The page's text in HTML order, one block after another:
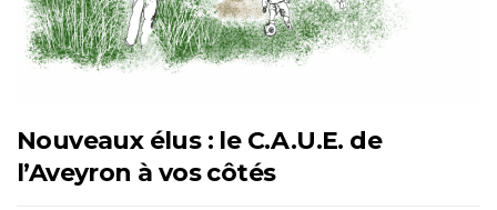
Nouveaux élus : le C.A.U.E. de
l’Aveyron à vos côtés